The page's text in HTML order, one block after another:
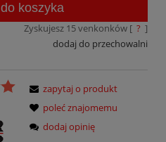
do koszyka
Zyskujesz 15venkonków [ ? ]
dodaj do przechowalni
zapytaj o produkt
poleć znajomemu
dodaj opinię